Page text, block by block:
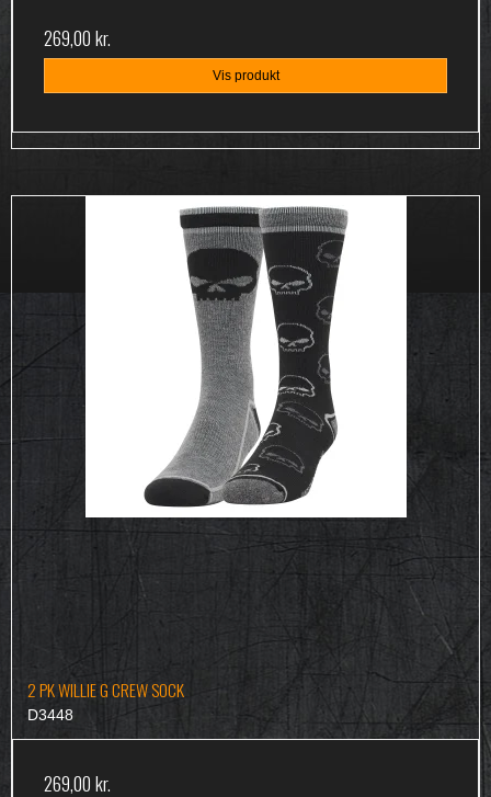
269,00 kr.
Vis produkt
2 PK WILLIE G CREW SOCK
D3448
269,00 kr.